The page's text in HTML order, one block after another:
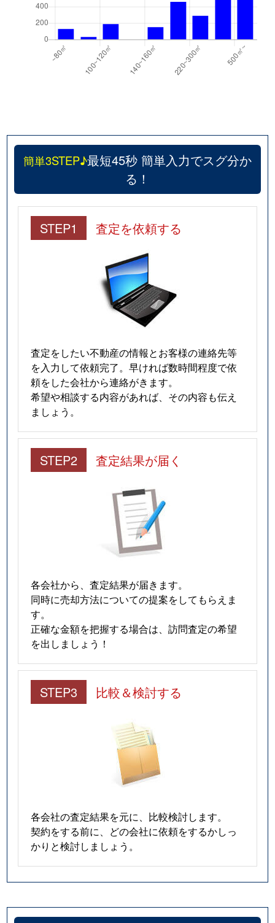
簡単3STEP♪最短45秒 簡単入力でスグ分か
る！
STEP1 査定を依頼する
査定をしたい不動産の情報とお客様の連絡先等
を入力して依頼完了。早ければ数時間程度で依
頼をした会社から連絡がきます。
希望や相談する内容があれば、その内容も伝え
ましょう。
STEP2 査定結果が届く
各会社から、査定結果が届きます。
同時に売却方法についての提案をしてもらえま
す。
正確な金額を把握する場合は、訪問査定の希望
を出しましょう！
STEP3 比較＆検討する
各会社の査定結果を元に、比較検討します。
契約をする前に、どの会社に依頼をするかしっ
かりと検討しましょう。